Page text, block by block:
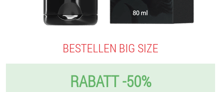
BESTELLEN BIG SIZE
RABATT -50%